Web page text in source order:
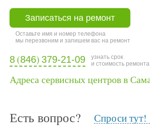
Записаться на ремонт
Оставьте имя и номер телефона
мы перезвоним и запишем вас на ремонт
8 (846) 379-21-09
узнать срок
и стоимость ремонта
Адреса сервисных центров в
Есть вопрос? Спроси тут!